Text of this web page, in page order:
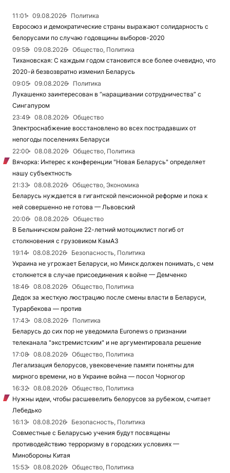
11:01 09.08.2026
Политика
Евросоюз и демократические страны выражают солидарность с
белорусами по случаю годовщины выборов-2020
09:58
09.08.2026
Общество, Политика
Тихановская: С каждым годом становится все более очевидно, что
2020-й безвозвратно изменил Беларусь
09:05
09.08.2026
Политика
Лукашенко заинтересован в “наращивании сотрудничества” с
Сингапуром
23:49
08.08.2026
Общество
Электроснабжение восстановлено во всех пострадавших от
непогоды поселениях Беларуси
22:00
08.08.2026
Общество, Политика
Вячорка: Интерес к конференции "Новая Беларусь" определяет
нашу субъектность
21:33
08.08.2026
Общество, Экономика
Беларусь нуждается в гигантской пенсионной реформе и пока к
ней совершенно не готова — Львовский
20:06
08.08.2026
Общество
В Белыничском районе 22-летний мотоциклист погиб от
столкновения с грузовиком КамАЗ
19:14
08.08.2026
Безопасность, Политика
Украина не угрожает Беларуси, но Минск должен понимать, с чем
столкнется в случае присоединения к войне — Демченко
18:46
08.08.2026
Общество, Политика
Дедок за жесткую люстрацию после смены власти в Беларуси,
Турарбекова — против
17:43
08.08.2026
Политика
Беларусь до сих пор не уведомила Euronews о признании
телеканала "экстремистским" и не аргументировала решение
17:08
08.08.2026
Общество, Политика
Легализация белорусов, увековечение памяти понятны для
мирного времени, но в Украине война — посол Чорногор
16:32
08.08.2026
Общество, Политика
Нужны идеи, чтобы расшевелить белорусов за рубежом, считает
Лебедько
16:13
08.08.2026
Безопасность, Политика
Совместные с Беларусью учения будут посвящены
противодействию терроризму в городских условиях —
Минобороны Китая
15:53
08.08.2026
Общество, Политика